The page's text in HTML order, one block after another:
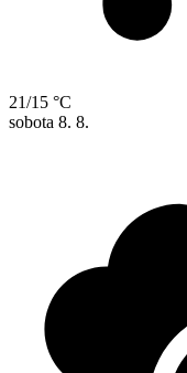
21/15 °C
sobota 8. 8.